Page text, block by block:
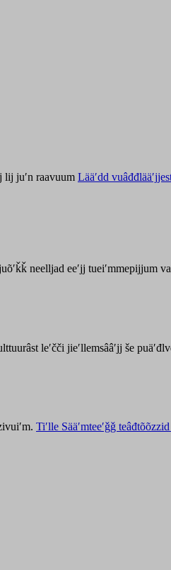
lij juʹn raavuum Lääʹdd
neelljad eeʹjj tueiʹmmepijjum
leʹčči jieʹllemsââʹjj še
Tiʹlle Sääʹmteeʹǧǧ